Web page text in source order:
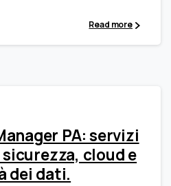
Read more
PA: servizi
cloud e
dei dati.